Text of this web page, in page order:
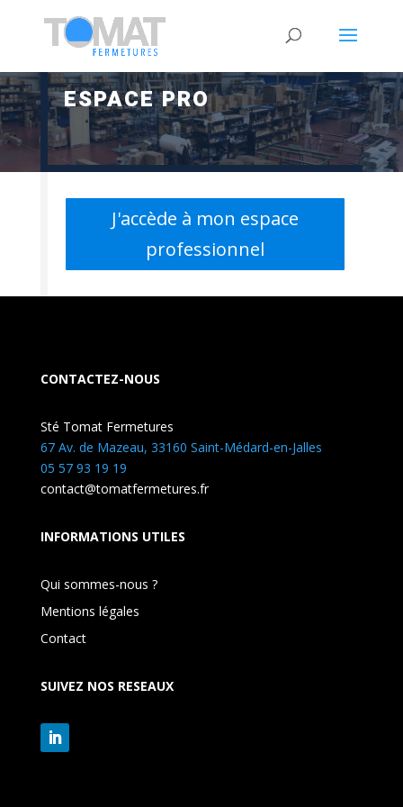
ESPACE PRO
J'accède à mon espace
professionnel
CONTACTEZ-NOUS
Sté Tomat Fermetures
67 Av. de Mazeau, 33160 Saint-Médard-en-Jalles
05 57 93 19 19
contact@tomatfermetures.fr
INFORMATIONS UTILES
Qui sommes-nous ?
Mentions légales
Contact
SUIVEZ NOS RESEAUX